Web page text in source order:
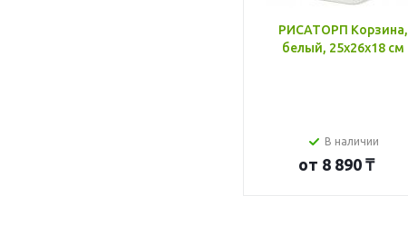
РИСАТОРП Корзина,
белый, 25x26x18 см
В наличии
от 8 890 ₸